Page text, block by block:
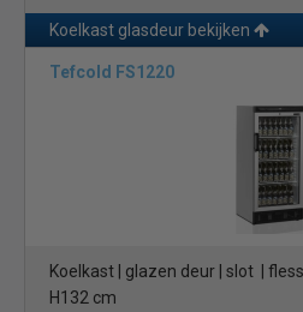
Koelkast glasdeur bekijken
Tefcold FS1220
Koelkast | glazen deur | slot |
H132 cm